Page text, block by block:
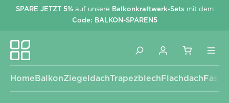
springen
SPARE JETZT 5%auf unsere Balkonkraftwerk-Sets mit dem
Code: BALKON-SPAREN5
Home BalkonZiegeldachTrapezblech Flachdach